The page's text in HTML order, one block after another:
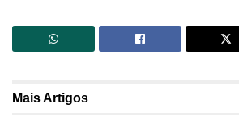
MaisArtigos